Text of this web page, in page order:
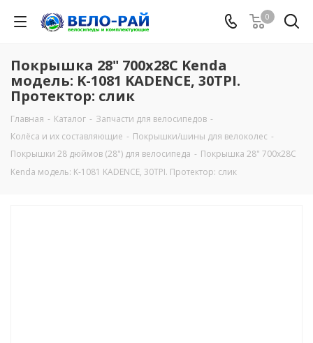
0
Покрышка 28" 700x28C Kenda
модель: K-1081 KADENCE, 30TPI.
Протектор: слик
Главная - Каталог - Запчасти для велосипедов -
Колёса и их составляющие - Покрышки/шины для велоколес -
Покрышки 28 дюймов (28") для велосипеда - Покрышка 28" 700x28C
Kenda модель: K-1081 KADENCE, 30TPI. Протектор: слик